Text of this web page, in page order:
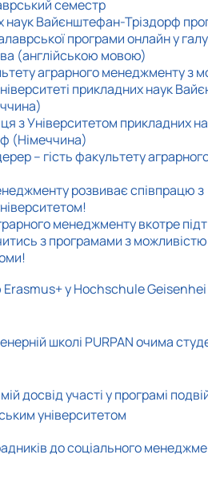
семестр
наук Вайєнштефан-Тріздорф
програми онлайн у
(англійською мовою)
аграрного менеджменту з
прикладних наук
з Університетом прикладних
(Німеччина)
– гість факультету
розвиває співпрацю з
менеджменту вкотре
з програмами з можливістю
у Hochschule Geisenhei
школі PURPAN очима
досвід участі у програмі
університетом
до соціального